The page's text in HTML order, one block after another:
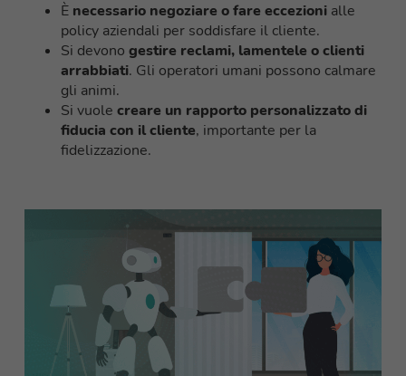
È necessario negoziare o fare eccezioni alle
policy aziendali per soddisfare il cliente.
Si devono gestire reclami, lamentele o clienti
arrabbiati. Gli operatori umani possono calmare
gli animi.
Si vuole creare un rapporto personalizzato di
fiducia con il cliente, importante per la
fidelizzazione.